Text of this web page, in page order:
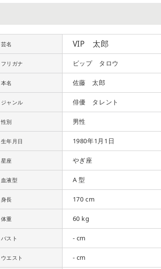
芸名 VIP 太郎
フリガナ ビップ タロウ
本名 佐藤 太郎
ジャンル 俳優 タレント
性別 男性
生年月日 1980年1月1日
星座 やぎ座
血液型 A 型
身長 170 cm
体重 60 kg
バスト - cm
ウエスト - cm